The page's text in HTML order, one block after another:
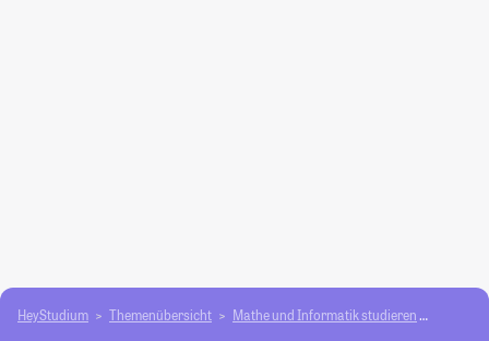
HeyStudium Themenübersicht Mathe und Informatik studieren